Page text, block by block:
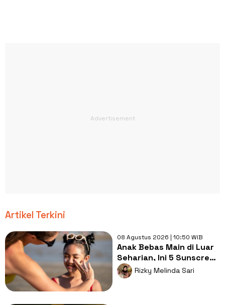
Artikel Terkini
08 Agustus 2026 | 10:50 WIB
Anak Bebas Main di Luar
Seharian, Ini 5 Sunscreen
yang Siap Melindungi!
Rizky Melinda Sari